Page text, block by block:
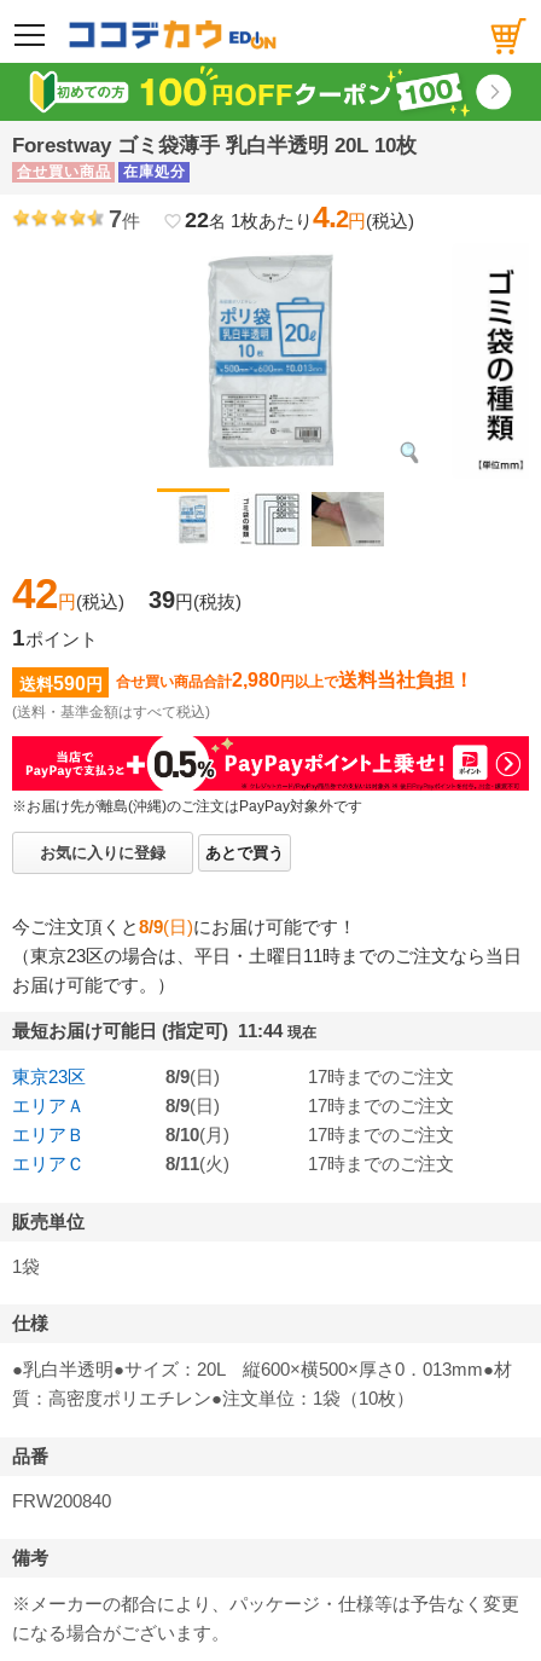
メニュー
Forestway ゴミ袋薄手 乳白半透明 20L 10枚
合せ買い商品 在庫処分
7件 favorite_border22名 1枚あたり4.2円(税込)
42円(税込) 39円(税抜)
1ポイント
送料590円 合せ買い商品合計2,980円以上で送料当社負担！
(送料・基準金額はすべて税込)
※お届け先が離島(沖縄)のご注文はPayPay対象外です
お気に入りに登録 あとで買う
今ご注文頂くと8/9(日)にお届け可能です！
（東京23区の場合は、平日・土曜日11時までのご注文なら当日
お届け可能です。）
最短お届け可能日 (指定可) 11:44 現在
東京23区 8/9(日)
17時までのご注文
エリアＡ
8/9(日)
17時までのご注文
エリアＢ
8/10(月)
17時までのご注文
エリアＣ
8/11(火) 17時までのご注文
販売単位
1袋
仕様
●乳白半透明●サイズ：20L 縦600×横500×厚さ0．013mm●材
質：高密度ポリエチレン●注文単位：1袋（10枚）
品番
FRW200840
備考
※メーカーの都合により、パッケージ・仕様等は予告なく変更
になる場合がございます。